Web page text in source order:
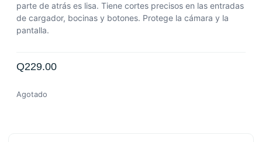
parte de atrás es lisa. Tiene cortes precisos en las entradas
de cargador, bocinas y botones. Protege la cámara y la
pantalla.
Q229.00
Agotado